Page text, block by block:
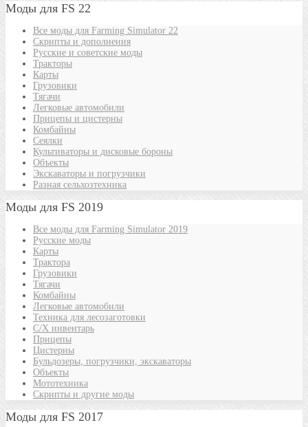
Моды для FS 22
Все моды для Farming Simulator 22
Скрипты и дополнения
Русские и советские моды
Тракторы
Карты
Грузовики
Тягачи
Легковые автомобили
Прицепы и цистерны
Комбайны
Сеялки
Культиваторы и дисковые бороны
Объекты
Экскаваторы и погрузчики
Разная сельхозтехника
Моды для FS 2019
Все моды для Farming Simulator 2019
Русские моды
Карты
Трактора
Грузовики
Тягачи
Комбайны
Легковые автомобили
Техника для лесозаготовки
С/Х инвентарь
Прицепы
Цистерны
Бульдозеры, погрузчики, экскаваторы
Объекты
Мототехника
Скрипты и другие моды
Моды для FS 2017